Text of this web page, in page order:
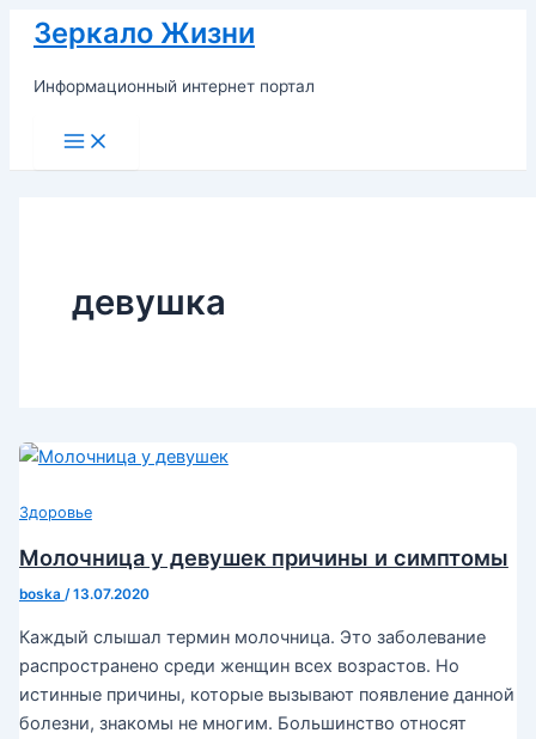
Перейти
содержимому
Зеркало Жизни
Информационный интернет портал
Main
Menu
девушка
Здоровье
Молочница у девушек причины и симптомы
boska /13.07.2020
Каждый слышал термин молочница. Это заболевание
распространено среди женщин всех возрастов. Но
истинные причины, которые вызывают появление данной
болезни, знакомы не многим. Большинство относят